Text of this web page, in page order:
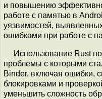
и повышению
работе с памятью в
уязвимостей,
ошибками при работе с
Использование Rust
проблемы с которыми
Binder, включая ошибки,
блокировками и
уменьшить сложность